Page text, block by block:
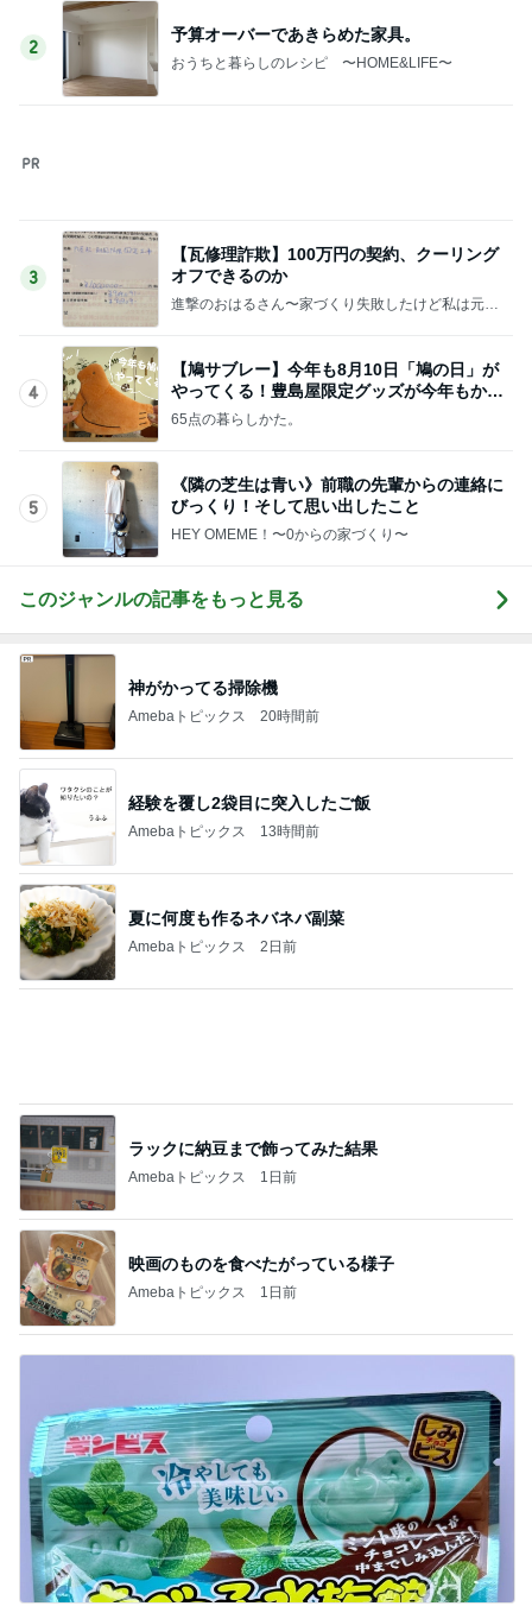
4
【鳩サブレー】今年も8月10日「鳩の日」が
やってくる！豊島屋限定グッズが今年もかわ
いすぎる♡
65点の暮らしかた。
5
このジャンルの記事をもっと見る
神がかってる掃除機
Amebaトピックス 20時間前
経験を覆し2袋目に突入したご飯
Amebaトピックス 13時間前
Amebaトピックス 2日前
ラックに納豆まで飾ってみた結果
Amebaトピックス 1日前
映画のものを食べたがっている様子
Amebaトピックス 1日前
母が無言で検品した茹でた海老
Amebaトピックス
キャンペーンで当選したカップアイス
スシローで1番高かった720円の寿司
Amebaトピックス 20時間前
川崎希 褒められたレストラン
Amebaトピックス 2日前